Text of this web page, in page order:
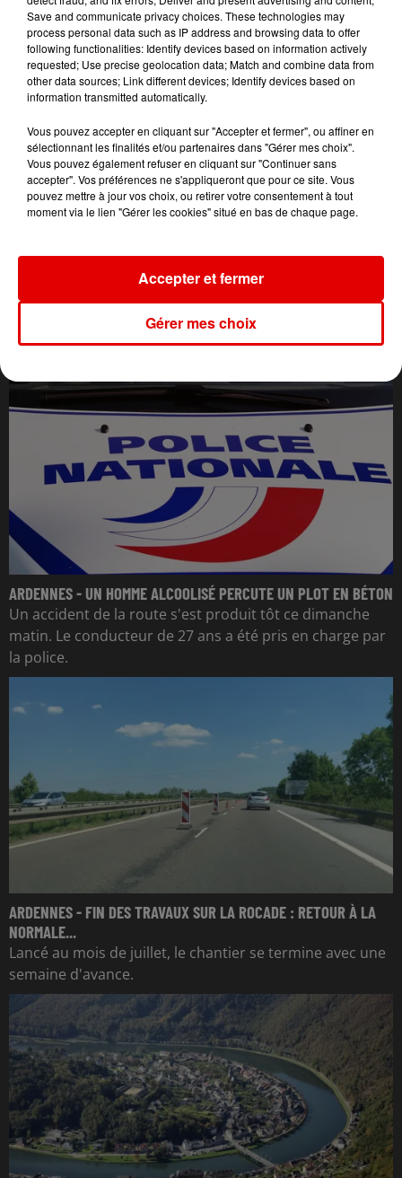
L'ACTU DES ARDENNES
ARDENNES - UN HOMME ALCOOLISÉ PERCUTE UN PLOT EN BÉTON
Un accident de la route s'est produit tôt ce dimanche
matin. Le conducteur de 27 ans a été pris en charge par
la police.
ARDENNES - FIN DES TRAVAUX SUR LA ROCADE : RETOUR À LA
NORMALE...
Lancé au mois de juillet, le chantier se termine avec une
semaine d'avance.
Save and communicate privacy choices. These technologies may
process personal data such as IP address and browsing data to offer
following functionalities: Identify devices based on information actively
requested; Use precise geolocation data; Match and combine data from
other data sources; Link different devices; Identify devices based on
information transmitted automatically.
Vous pouvez accepter en cliquant sur "Accepter et fermer", ou affiner en
sélectionnant les finalités et/ou partenaires dans "Gérer mes choix".
Vous pouvez également refuser en cliquant sur "Continuer sans
accepter". Vos préférences ne s'appliqueront que pour ce site. Vous
pouvez mettre à jour vos choix, ou retirer votre consentement à tout
moment via le lien "Gérer les cookies" situé en bas de chaque page.
Gérer mes choix
Accepter et fermer